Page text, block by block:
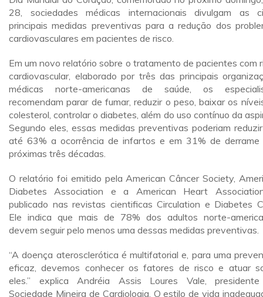
28, sociedades médicas internacionais divulgam as
principais medidas preventivas para a redução dos
cardiovasculares em pacientes de risco.
Em um novo relatório sobre o tratamento de pacientes com
cardiovascular, elaborado por três das principais
médicas norte-americanas de saúde, os
recomendam parar de fumar, reduzir o peso, baixar os
colesterol, controlar o diabetes, além do uso contínuo da
Segundo eles, essas medidas preventivas poderiam
até 63% a ocorrência de infartos e em 31% de derrame
próximas três décadas.
O relatório foi emitido pela American Câncer Society,
Diabetes Association e a American Heart
publicado nas revistas cientificas Circulation e Diabetes
Ele indica que mais de 78% dos adultos norte-
devem seguir pelo menos uma dessas medidas preventivas.
“A doença aterosclerótica é multifatorial e, para uma
eficaz, devemos conhecer os fatores de risco e atuar
eles.” explica Andréia Assis Loures Vale,
Sociedade Mineira de Cardiologia. O estilo de vida